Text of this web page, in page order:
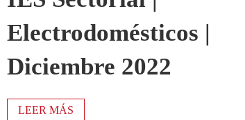
Electrodomésticos |
Diciembre 2022
LEER MÁS